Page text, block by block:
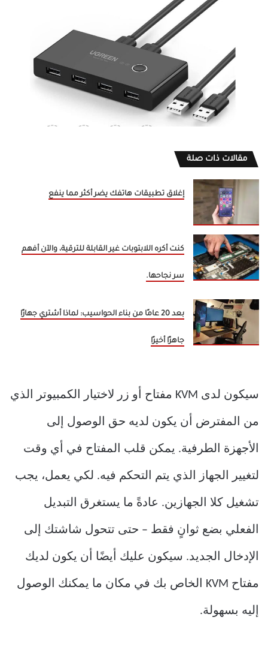
مقالات ذات صلة
إغلاق تطبيقات هاتفك يضر أكثر مما ينفع
كنت أكره اللابتوبات غير القابلة للترقية، والآن أفهم
سر نجاحها.
بعد 20 عامًا من بناء الحواسيب: لماذا أشتري جهازًا
جاهزًا أخيرًا
سيكون لدى KVM مفتاح أو زر لاختيار الكمبيوتر الذي
من المفترض أن يكون لديه حق الوصول إلى
الأجهزة الطرفية. يمكن قلب المفتاح في أي وقت
لتغيير الجهاز الذي يتم التحكم فيه. لكي يعمل، يجب
تشغيل كلا الجهازين. عادةً ما يستغرق التبديل
الفعلي بضع ثوانٍ فقط – حتى تتحول شاشتك إلى
الإدخال الجديد. سيكون عليك أيضًا أن يكون لديك
مفتاح KVM الخاص بك في مكان ما يمكنك الوصول
إليه بسهولة.